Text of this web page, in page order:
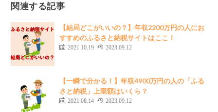
関連する記事
【結局どこがいいの？】年収2200万円の人にお
すすめのふるさと納税サイトはここ！
2021.10.19 2023.09.12
【一瞬で分かる！】年収4900万円の人の「ふる
さと納税」上限額はいくら？
2021.08.14 2023.09.12